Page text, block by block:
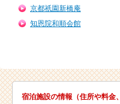
京都祇園新橋庵
知恩院和順会館
宿泊施設の情報（住所や料金